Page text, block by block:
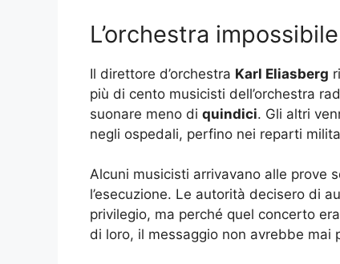
L’orchestra
Il direttore d’orchestra Karl Eliasberg
più di cento musicisti dell’orchestra
suonare meno di quindici. Gli altri
negli ospedali, perfino nei reparti
Alcuni musicisti arrivavano alle prove
l’esecuzione. Le autorità decisero di
privilegio, ma perché quel concerto
di loro, il messaggio non avrebbe mai